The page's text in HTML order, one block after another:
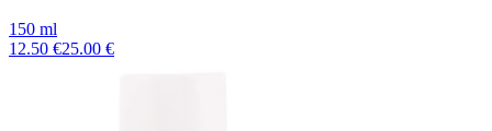
150 ml
12.50 €25.00 €